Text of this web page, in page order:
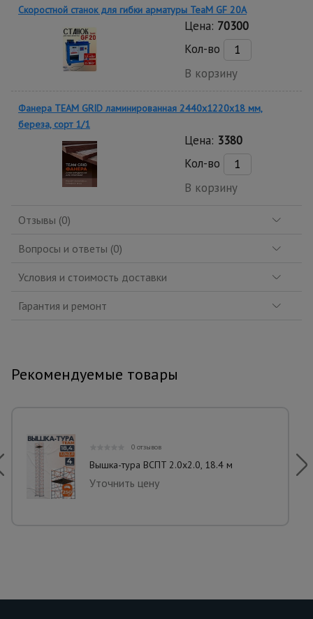
Скоростной станок для гибки арматуры ТеаМ GF 20A
Цена: 70300
Кол-во
В корзину
Фанера TEAM GRID ламинированная 2440х1220х18 мм,
береза, сорт 1/1
Цена: 3380
Кол-во
В корзину
Отзывы (0)
Вопросы и ответы (0)
Условия и стоимость доставки
Гарантия и ремонт
Рекомендуемые товары
0 отзывов
Вышка-тура ВСПT 2.0х2.0, 18.4 м
Уточнить цену